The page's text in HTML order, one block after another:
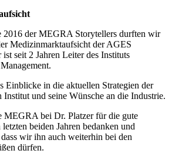
2016 der MEGRA Storytellers durften wir
Medizinmarktaufsicht der AGES
seit 2 Jahren Leiter des Instituts
Einblicke in die aktuellen Strategien der
und seine Wünsche an die Industrie.
MEGRA bei Dr. Platzer für die gute
beiden Jahren bedanken und
wir ihn auch weiterhin bei den
dürfen.